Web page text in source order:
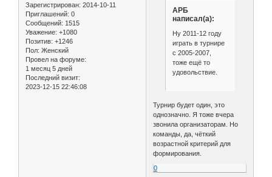
Зарегистрирован: 2014-10-11
Приглашений: 0
Сообщений: 1515
Уважение: +1080
Позитив: +1246
Пол: Женский
Провел на форуме:
1 месяц 5 дней
Последний визит:
2023-12-15 22:46:08
АРБ
написал(а):
Ну 2011-12 году
играть в турнире
с 2005-2007,
тоже ещё то
удовольствие.
Турнир будет один, это
однозначно. Я тоже вчера
звонила организаторам. Но
команды, да, чёткий
возрастной критерий для
формирования.
0